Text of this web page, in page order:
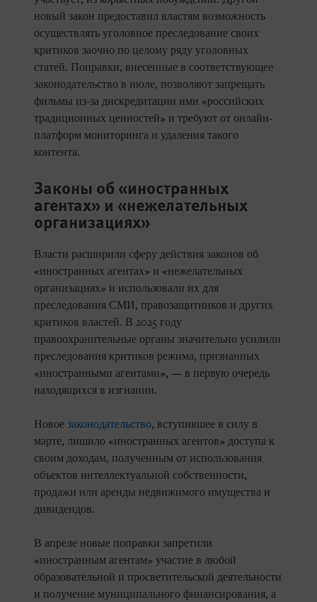
новый закон предоставил властям возможность
осуществлять уголовное преследование своих
критиков заочно по целому ряду уголовных
статей. Поправки, внесенные в соответствующее
законодательство в июле, позволяют запрещать
фильмы из-за дискредитации ими «российских
традиционных ценностей» и требуют от онлайн-
платформ мониторинга и удаления такого
контента.
Законы об «иностранных
агентах» и «нежелательных
организациях»
Власти расширили сферу действия законов об
«иностранных агентах» и «нежелательных
организациях» и использовали их для
преследования СМИ, правозащитников и других
критиков властей. В 2025 году
правоохранительные органы значительно усилили
преследования критиков режима, признанных
«иностранными агентами», — в первую очередь
находящихся в изгнании.
Новое законодательство, вступившее в силу в
марте, лишило «иностранных агентов» доступа к
своим доходам, полученным от использования
объектов интеллектуальной собственности,
продажи или аренды недвижимого имущества и
дивидендов.
В апреле новые поправки запретили
«иностранным агентам» участие в любой
образовательной и просветительской деятельности
и получение муниципального финансирования, а